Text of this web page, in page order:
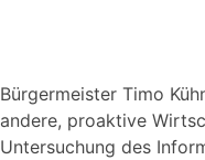
Bürgermeister Timo
andere, proaktive
Untersuchung des